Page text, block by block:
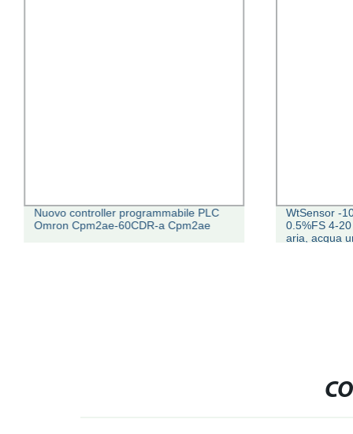
Nuovo controller programmabile PLC
Omron Cpm2ae-60CDR-a Cpm2ae
WtSensor -
0.5%FS 4-
aria, acqua